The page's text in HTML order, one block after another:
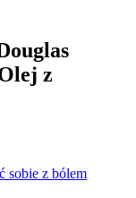
z
sobie z bólem